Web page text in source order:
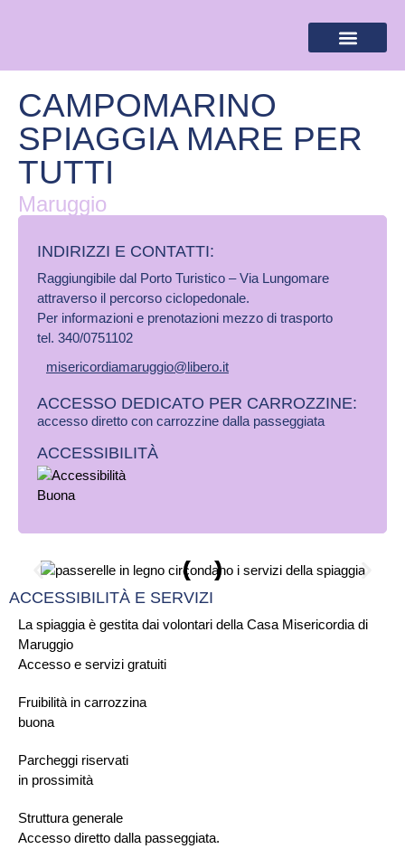
CAMPOMARINO
SPIAGGIA MARE PER
TUTTI
Maruggio
INDIRIZZI E CONTATTI:​
Raggiungibile dal Porto Turistico – Via Lungomare
attraverso il percorso ciclopedonale.
Per informazioni e prenotazioni mezzo di trasporto
tel. 340/0751102
misericordiamaruggio@libero.it
ACCESSO DEDICATO PER CARROZZINE:
accesso diretto con carrozzine dalla passeggiata
ACCESSIBILITÀ
La spiaggia è gestita dai volontari della Casa Misericordia di
Maruggio
Accesso e servizi gratuiti
Fruibilità in carrozzina
buona
Parcheggi riservati
in prossimità
Struttura generale
Accesso diretto dalla passeggiata.
ACCESSIBILITÀ E SERVIZI